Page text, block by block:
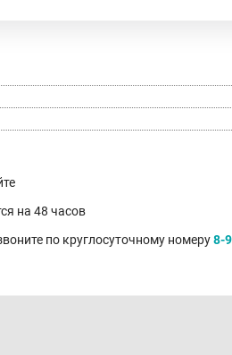
на 48 часов
по круглосуточному номеру8-